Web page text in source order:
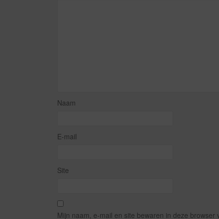
Naam
E-mail
Site
Mijn naam, e-mail en site bewaren in deze